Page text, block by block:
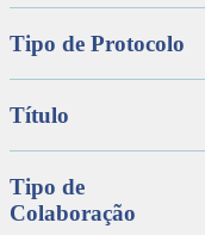
Tipo de Protocolo
Título
Tipo de
Colaboração